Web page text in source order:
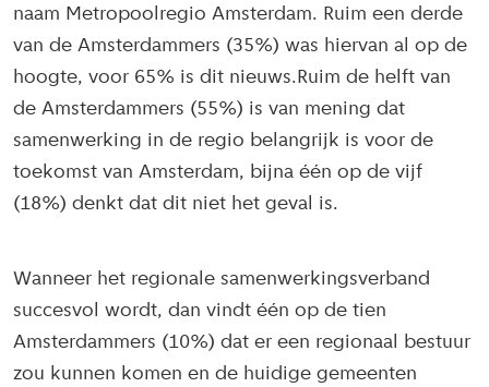
naam Metropoolregio Amsterdam. Ruim een derde
van de Amsterdammers (35%) was hiervan al op de
hoogte, voor 65% is dit nieuws.Ruim de helft van
de Amsterdammers (55%) is van mening dat
samenwerking in de regio belangrijk is voor de
toekomst van Amsterdam, bijna één op de vijf
(18%) denkt dat dit niet het geval is.
Wanneer het regionale samenwerkingsverband
succesvol wordt, dan vindt één op de tien
Amsterdammers (10%) dat er een regionaal bestuur
zou kunnen komen en de huidige gemeenten